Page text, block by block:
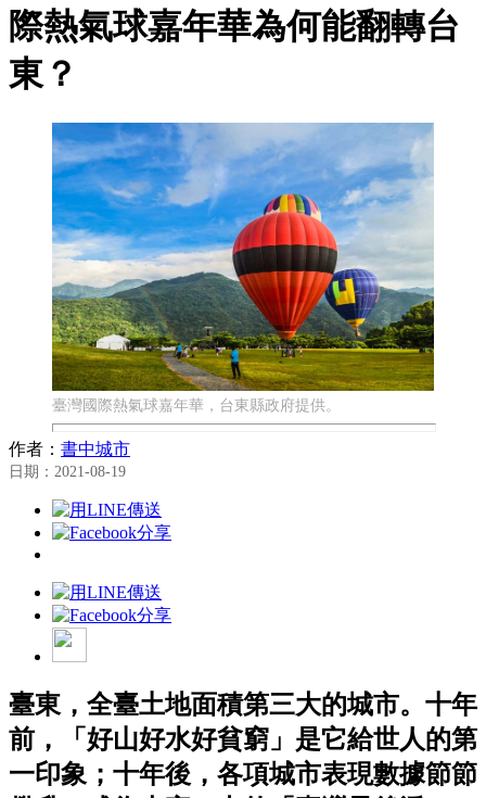
際熱氣球嘉年華為何能翻轉台
東？
臺灣國際熱氣球嘉年華，台東縣政府提供。
作者： 書中城市
日期：2021-08-19
臺東，全臺土地面積第三大的城市。十年
前，「好山好水好貧窮」是它給世人的第
一印象；十年後，各項城市表現數據節節